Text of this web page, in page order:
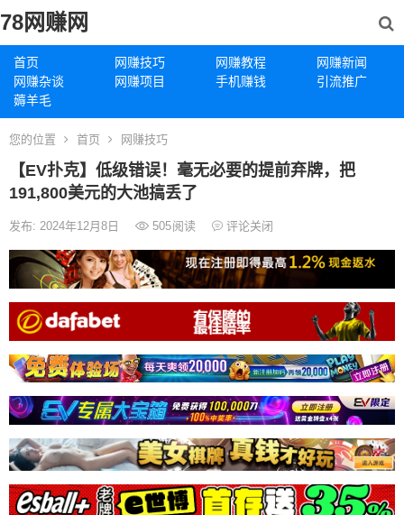
78网赚网
首页 网赚技巧 网赚教程
网赚新闻
网赚杂谈
网赚项目 手机赚钱
引流推广
薅羊毛
您的位置 首页 网赚技巧
【EV扑克】低级错误！毫无必要的提前弃牌，把
191,800美元的大池搞丢了
发布: 2024年12月8日 505阅读 评论关闭